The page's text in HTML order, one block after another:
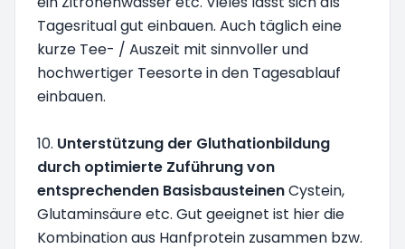
Tagesritual gut einbauen. Auch täglich eine
kurze Tee- / Auszeit mit sinnvoller und
hochwertiger Teesorte in den Tagesablauf
einbauen.
10. Unterstützung der Gluthationbildung
durch optimierte Zuführung von
entsprechenden BasisbausteinenCystein,
Glutaminsäure etc. Gut geeignet ist hier die
Kombination aus Hanfprotein zusammen bzw.